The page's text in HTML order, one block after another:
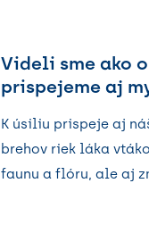
Videli sme ako
prispejeme aj
K úsiliu prispeje aj
brehov riek láka
faunu a flóru, ale aj